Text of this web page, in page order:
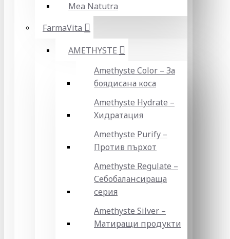
Mea Natutra
FarmaVita
AMETHYSTE
Amethyste Color – За
боядисана коса
Amethyste Hydrate –
Хидратация
Amethyste Purify –
Против пърхот
Amethyste Regulate –
Себобалансираща
серия
Amethyste Silver –
Матиращи продукти